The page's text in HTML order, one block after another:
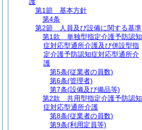
第1節
基本方針
第4条
第2節
人員及び設備に関する基準
第1款
単独型指定介護予防認知
症対応型通所介護及び併設型指
定介護予防認知症対応型通所介
護
第5条(従業者の員数)
第6条(管理者)
第7条(設備及び備品等)
第2款
共用型指定介護予防認知
症対応型通所介護
第8条(従業者の員数)
第9条(利用定員等)